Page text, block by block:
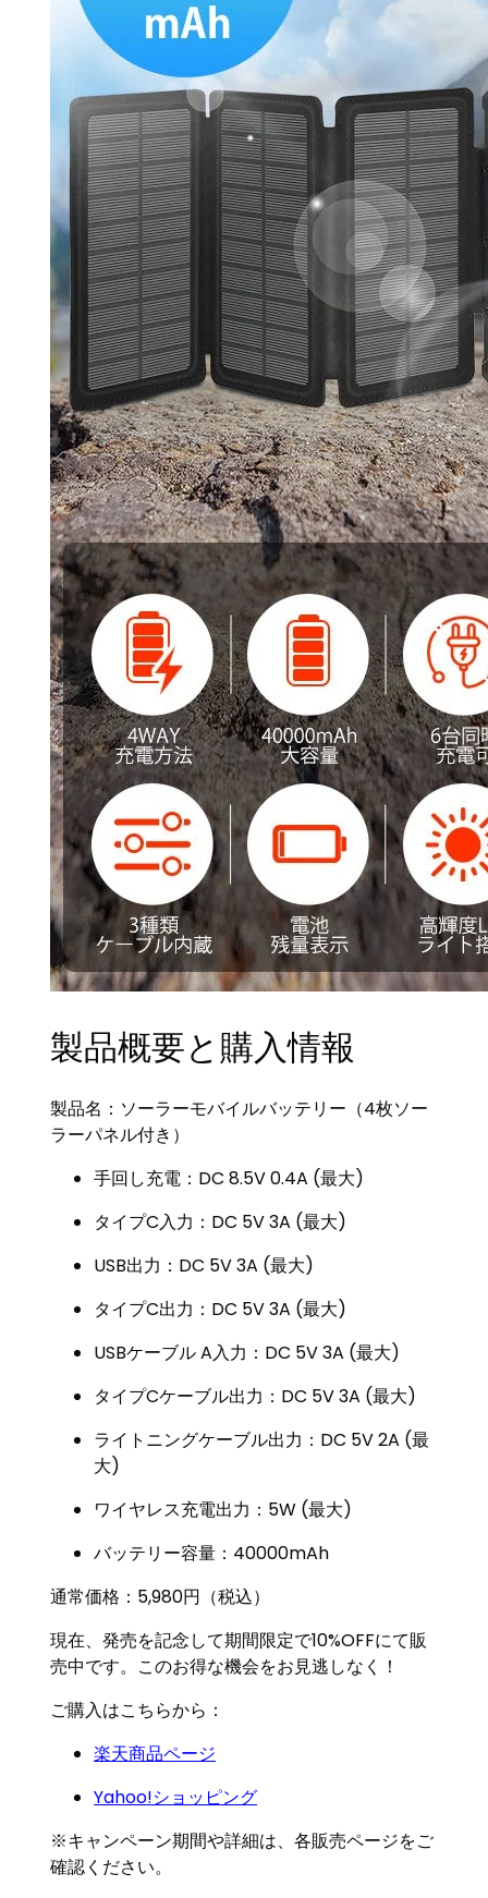
製品概要と購入情報
製品名：ソーラーモバイルバッテリー（4枚ソー
ラーパネル付き）
手回し充電：DC 8.5V 0.4A (最大)
タイプC入力：DC 5V 3A (最大)
USB出力：DC 5V 3A (最大)
タイプC出力：DC 5V 3A (最大)
USBケーブル A入力：DC 5V 3A (最大)
タイプCケーブル出力：DC 5V 3A (最大)
ライトニングケーブル出力：DC 5V 2A (最
大)
ワイヤレス充電出力：5W (最大)
バッテリー容量：40000mAh
通常価格：5,980円（税込）
現在、発売を記念して期間限定で10%OFFにて販
売中です。このお得な機会をお見逃しなく！
ご購入はこちらから：
楽天商品ページ
Yahoo!ショッピング
※キャンペーン期間や詳細は、各販売ページをご
確認ください。